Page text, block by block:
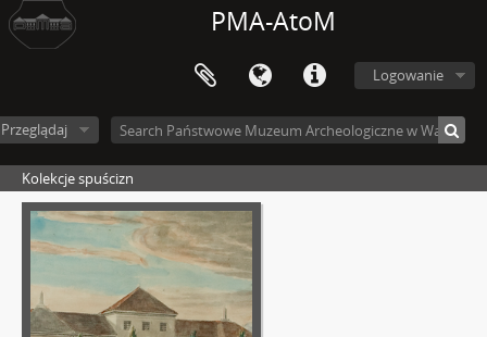
PMA-AtoM
Logowanie
Przeglądaj
Kolekcje spuścizn